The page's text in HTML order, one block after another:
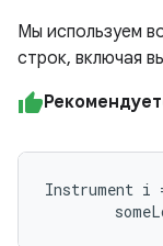
Мы используем
строк, включая
Instrument i